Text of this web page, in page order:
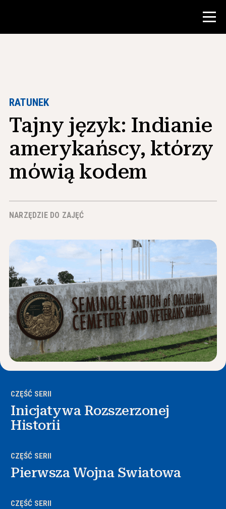
Zasoby dla nauczycieli
Narzędzia w klasie
Kursy
Instytuty
Nauczanie umiejętności badawczych
O NHD
Zaangażować się
RATUNEK
Tajny język: Indianie
amerykańscy, którzy
mówią kodem
NARZĘDZIE DO ZAJĘĆ
CZĘŚĆ SERII
Inicjatywa Rozszerzonej
Historii
CZĘŚĆ SERII
Pierwsza Wojna Swiatowa
CZĘŚĆ SERII